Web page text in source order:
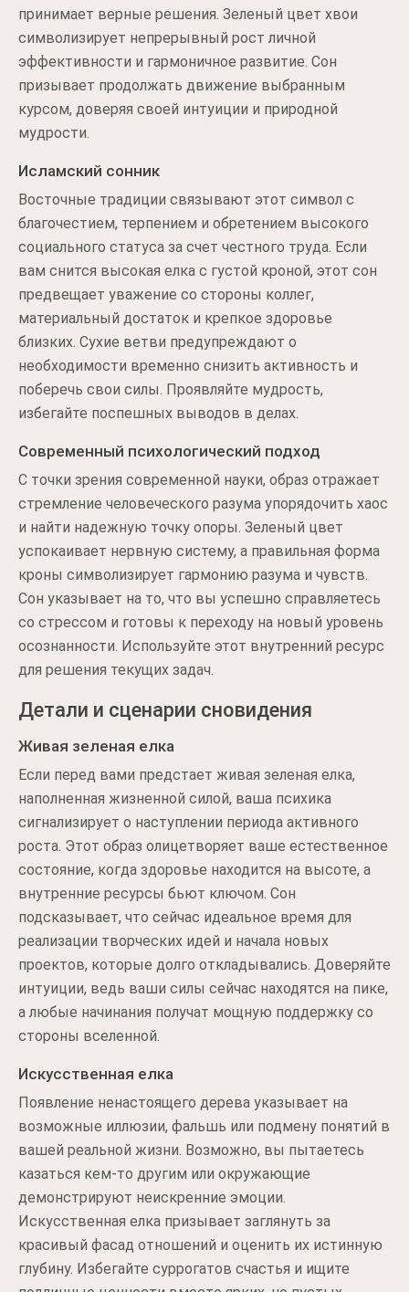
принимает верные решения. Зеленый цвет хвои
символизирует непрерывный рост личной
эффективности и гармоничное развитие. Сон
призывает продолжать движение выбранным
курсом, доверяя своей интуиции и природной
мудрости.
Исламский сонник
Восточные традиции связывают этот символ с
благочестием, терпением и обретением высокого
социального статуса за счет честного труда. Если
вам снится высокая елка с густой кроной, этот сон
предвещает уважение со стороны коллег,
материальный достаток и крепкое здоровье
близких. Сухие ветви предупреждают о
необходимости временно снизить активность и
поберечь свои силы. Проявляйте мудрость,
избегайте поспешных выводов в делах.
Современный психологический подход
С точки зрения современной науки, образ отражает
стремление человеческого разума упорядочить хаос
и найти надежную точку опоры. Зеленый цвет
успокаивает нервную систему, а правильная форма
кроны символизирует гармонию разума и чувств.
Сон указывает на то, что вы успешно справляетесь
со стрессом и готовы к переходу на новый уровень
осознанности. Используйте этот внутренний ресурс
для решения текущих задач.
Детали и сценарии сновидения
Живая зеленая елка
Если перед вами предстает живая зеленая елка,
наполненная жизненной силой, ваша психика
сигнализирует о наступлении периода активного
роста. Этот образ олицетворяет ваше естественное
состояние, когда здоровье находится на высоте, а
внутренние ресурсы бьют ключом. Сон
подсказывает, что сейчас идеальное время для
реализации творческих идей и начала новых
проектов, которые долго откладывались. Доверяйте
интуиции, ведь ваши силы сейчас находятся на пике,
а любые начинания получат мощную поддержку со
стороны вселенной.
Искусственная елка
Появление ненастоящего дерева указывает на
возможные иллюзии, фальшь или подмену понятий в
вашей реальной жизни. Возможно, вы пытаетесь
казаться кем-то другим или окружающие
демонстрируют неискренние эмоции.
Искусственная елка призывает заглянуть за
красивый фасад отношений и оценить их истинную
глубину. Избегайте суррогатов счастья и ищите